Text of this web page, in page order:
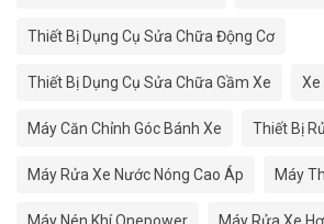
Thiết Bị Dụng Cụ Sửa Chữa Động Cơ
Thiết Bị Dụng Cụ Sửa Chữa Gầm Xe Xe
Máy Căn Chỉnh Góc Bánh Xe Thiết Bị
Máy Rửa Xe Nước Nóng Cao Áp Máy